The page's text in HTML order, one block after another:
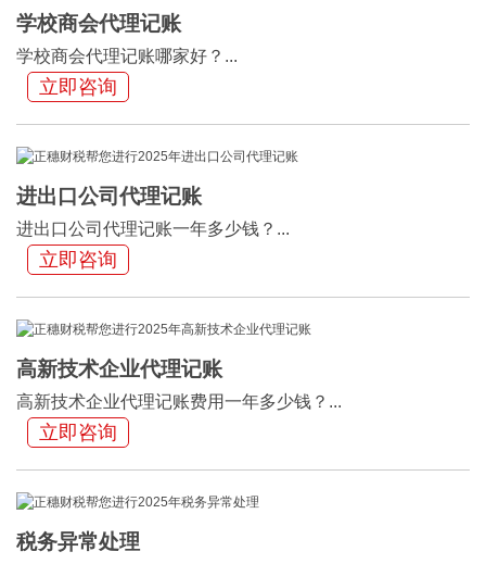
学校商会代理记账
学校商会代理记账哪家好？...
立即咨询
进出口公司代理记账
进出口公司代理记账一年多少钱？...
立即咨询
高新技术企业代理记账
高新技术企业代理记账费用一年多少钱？...
立即咨询
税务异常处理